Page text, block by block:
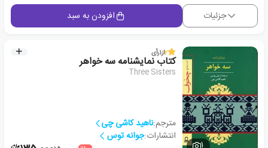
جزئیات افزودن به سبد
1
2از1رأی
کتاب نمایشنامه سه خواهر
Three Sisters
مترجم:ناهید کاشی چی
انتشارات:جوانه توس